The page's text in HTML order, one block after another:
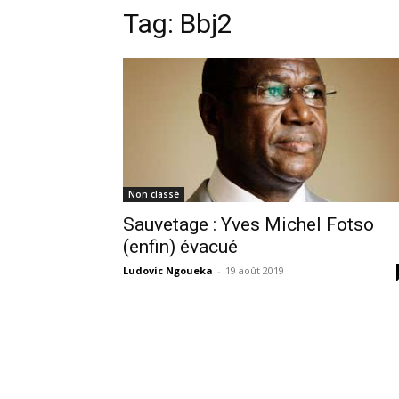
Tag: Bbj2
Non classé
Sauvetage : Yves Michel Fotso
(enfin) évacué
Ludovic Ngoueka - 19 août 2019